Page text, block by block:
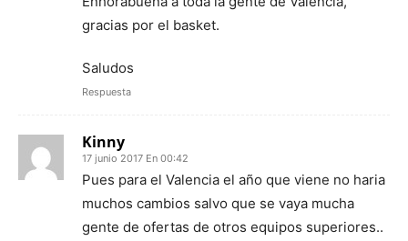
gracias por el basket.
Saludos
Respuesta
Kinny
17 junio 2017 En 00:42
Pues para el Valencia el año que viene no haria
muchos cambios salvo que se vaya mucha
gente de ofertas de otros equipos superiores..